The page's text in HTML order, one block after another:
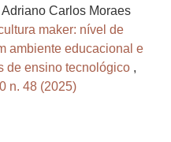
Carlos Moraes
maker: nível de
ambiente educacional e
de ensino tecnológico ,
n. 48 (2025)